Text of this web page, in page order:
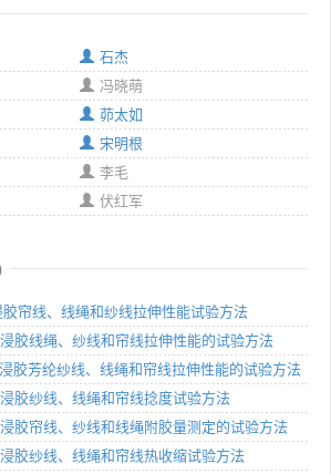
石杰
冯晓萌
茆太如
宋明根
李毛
伏红军
帘线、线绳和纱线拉伸性能试验方法
胶线绳、纱线和帘线拉伸性能的试验方法
胶芳纶纱线、线绳和帘线拉伸性能的试验方法
胶纱线、线绳和帘线捻度试验方法
胶帘线、纱线和线绳附胶量测定的试验方法
胶纱线、线绳和帘线热收缩试验方法